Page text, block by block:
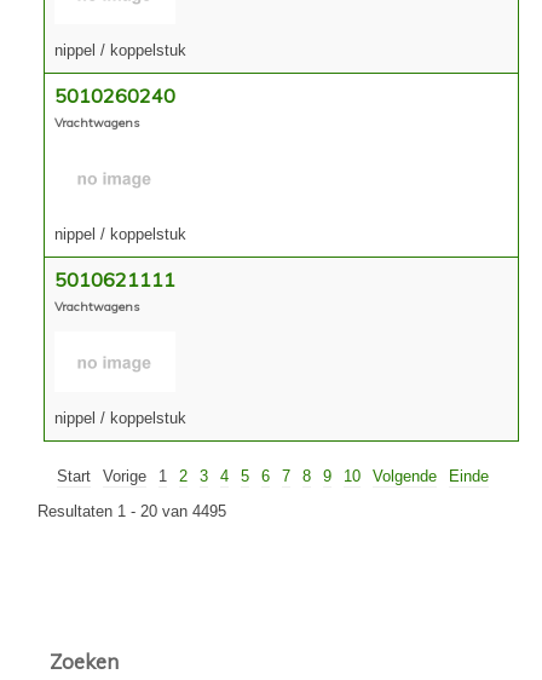
nippel / koppelstuk
5010260240
Vrachtwagens
nippel / koppelstuk
5010621111
Vrachtwagens
nippel / koppelstuk
Start Vorige 1 2 3 4 5 6 7 8 9 10 Volgende
Einde
Resultaten 1 - 20 van 4495
Zoeken